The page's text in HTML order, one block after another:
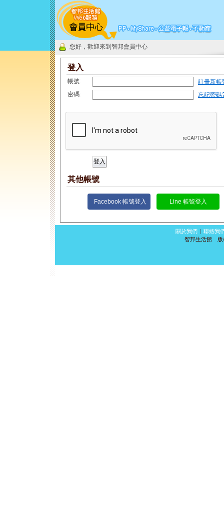
您好，歡迎來到智邦會員中心
登入
帳號:
註冊新帳
密碼:
忘記密碼
其他帳號
Facebook 帳號登入 Line 帳號登入
關於我們 | 聯絡我
智邦生活館 版